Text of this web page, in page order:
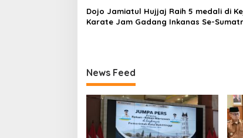
Dojo Jamiatul Hujjaj Raih 5 medali di
Karate Jam Gadang Inkanas Se-
News Feed